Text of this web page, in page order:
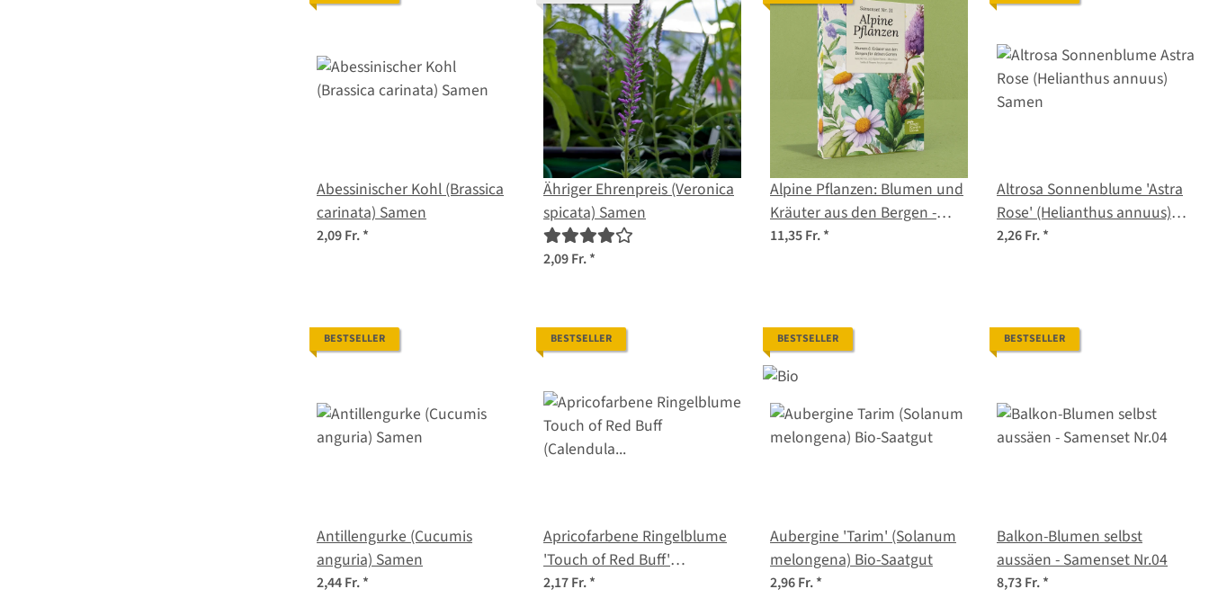
Abessinischer Kohl (Brassica
carinata) Samen
2,09 Fr.*
Ähriger Ehrenpreis (Veronica
spicata) Samen
2,09 Fr.*
Alpine Pflanzen: Blumen und
Kräuter aus den Bergen -
Samenset Nr.31
11,35 Fr.*
Altrosa Sonnenblume 'Astra
Rose' (Helianthus annuus)
Samen
2,26 Fr.*
BESTSELLER
Antillengurke (Cucumis
anguria) Samen
2,44 Fr.*
BESTSELLER
Apricofarbene Ringelblume
'Touch of Red Buff'
(Calendula officinalis) Samen
2,17 Fr.*
BESTSELLER
Aubergine 'Tarim' (Solanum
melongena) Bio-Saatgut
2,96 Fr.*
BESTSELLER
Balkon-Blumen selbst
aussäen - Samenset Nr.04
8,73 Fr.*